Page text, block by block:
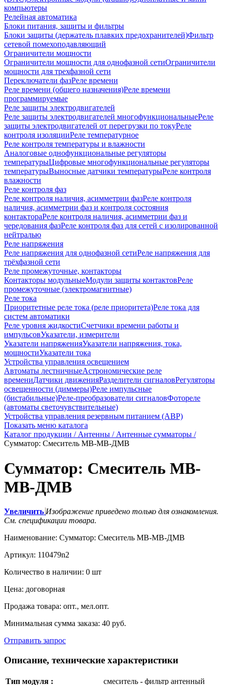
компьютеры
Релейная автоматика
Блоки питания, защиты и фильтры
Блоки защиты (держатель плавких предохранителей)Фильтр
сетевой помехоподавляющий
Ограничители мощности
Ограничители мощности для однофазной сетиОграничители
мощности для трехфазной сети
Переключатели фазРеле времени
Реле времени (общего назначения)Реле времени
программируемые
Реле защиты электродвигателей
Реле защиты электродвигателей многофункциональныеРеле
защиты электродвигателей от перегрузки по токуРеле
контроля изоляцииРеле температурное
Реле контроля температуры и влажности
Аналоговые однофункциональные регуляторы
температурыЦифровые многофункциональные регуляторы
температурыВыносные датчики температурыРеле контроля
влажности
Реле контроля фаз
Реле контроля наличия, асимметрии фазРеле контроля
наличия, асимметрии фаз и контроля состояния
контактораРеле контроля наличия, асимметрии фаз и
чередования фазРеле контроля фаз для сетей с изолированной
нейтралью
Реле напряжения
Реле напряжения для однофазной сетиРеле напряжения для
трёхфазной сети
Реле промежуточные, контакторы
Контакторы модульныеМодули защиты контактовРеле
промежуточные (электромагнитные)
Реле тока
Приоритетные реле тока (реле приоритета)Реле тока для
систем автоматики
Реле уровня жидкостиСчетчики времени работы и
импульсовУказатели, измерители
Указатели напряженияУказатели напряжения, тока,
мощностиУказатели тока
Устройства управления освещением
Автоматы лестничныеАстрономические реле
времениДатчики движенияРазделители сигналовРегуляторы
освещенности (диммеры)Реле импульсные
(бистабильные)Реле-преобразователи сигналовФотореле
(автоматы светочувствительные)
Устройства управления резервным питанием (АВР)
Показать меню каталога
Каталог продукции / Антенны / Антенные сумматоры /
Сумматор: Смеситель МВ-МВ-ДМВ
Сумматор: Смеситель МВ-
МВ-ДМВ
Увеличить Изображение приведено только для ознакомления.
См. спецификации товара.
Наименование: Сумматор: Смеситель МВ-МВ-ДМВ
Артикул: 110479n2
Количество в наличии: 0 шт
Цена: договорная
Продажа товара: опт., мел.опт.
Минимальная сумма заказа: 40 руб.
Отправить запрос
Описание, технические характеристики
Тип модуля : смеситель - фильтр антенный